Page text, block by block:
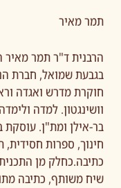
תמר מאיר
הרבנית ד"ר תמר
בגבעת שמואל, חברת
חוקרת מדרש ואגדה
וושינגטון. למדה
בר-אילן ומת"ן.
חינוך, ספרות חסידית,
כתיבה.כחלק מן
שיח משותף, כתיבה